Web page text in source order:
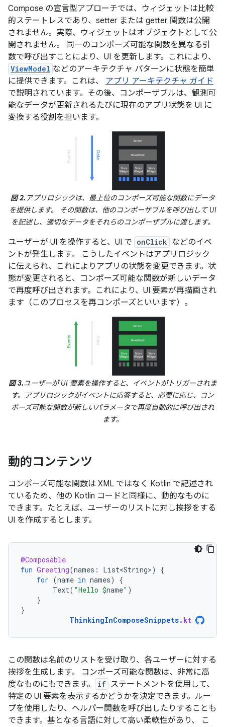
Compose の宣言型アプローチでは、ウィジェットは比較
的ステートレスであり、setter または getter 関数は公開
されません。実際、ウィジェットはオブジェクトとして公
開されません。 同一のコンポーズ可能な関数を異なる引
数で呼び出すことにより、UI を更新します。これにより、
ViewModel などのアーキテクチャ パターンに状態を簡単
に提供できます。これは、 アプリ アーキテクチャ ガイド
で説明されています。その後、コンポーザブルは、観測可
能なデータが更新されるたびに現在のアプリ状態を UI に
変換する役割を担います。
図 2.アプリロジックは、最上位のコンポーズ可能な関数にデータ
を提供します。 その関数は、他のコンポーザブルを呼び出して UI
を記述し、適切なデータをそれらのコンポーザブルに渡します。
ユーザーが UI を操作すると、UI で onClick などのイベ
ントが発生します。 こうしたイベントはアプリロジック
に伝えられ、これによりアプリの状態を変更できます。状
態が変更されると、コンポーズ可能な関数が新しいデータ
で再度呼び出されます。これにより、UI 要素が再描画され
ます（このプロセスを再コンポーズといいます）。
図 3.ユーザーが UI 要素を操作すると、イベントがトリガーされま
す。アプリロジックがイベントに応答すると、必要に応じ、コン
ポーズ可能な関数が新しいパラメータで再度自動的に呼び出され
ます。
動的コンテンツ
コンポーズ可能な関数は XML ではなく Kotlin で記述され
ているため、他の Kotlin コードと同様に、動的なものに
できます。たとえば、ユーザーのリストに対し挨拶をする
UI を作成するとします。
@Composable
fun Greeting(names : List<String>)
{
for (name in names)
{
Text( "Hello $name" )
}
}
ThinkingInComposeSnippets. kt
この関数は名前のリストを受け取り、各ユーザーに対する
挨拶を生成します。 コンポーズ可能な関数は、非常に高
度なものにもできます。
if ステートメントを使用して、
特定の UI 要素を表示するかどうかを決定できます。ルー
プを使用したり、ヘルパー関数を呼び出したりすることも
できます。基となる言語に対して高い柔軟性があり、 こ